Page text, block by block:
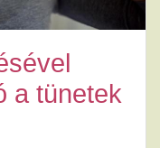
a tünetek